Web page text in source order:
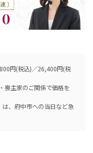
円(税込)／26,400円(税
喪主家のご関係で価格を
、府中市への当日など急